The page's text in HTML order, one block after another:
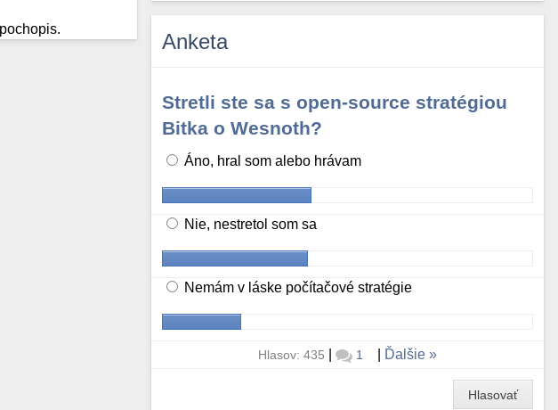
Anketa
Stretli ste sa s open-source stratégiou
Bitka o Wesnoth?
Áno, hral som alebo hrávam
Nie, nestretol som sa
Nemám v láske počítačové stratégie
Hlasov: 435 | 1 Ďalšie
Hlasovať